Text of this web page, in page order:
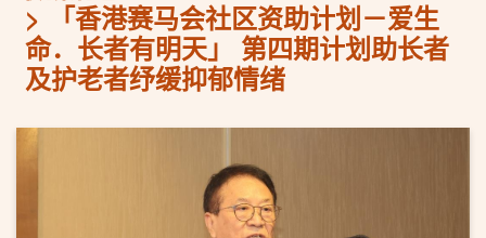
「香港赛马会社区资助计划－爱生
命．长者有明天」 第四期计划助长者
及护老者纾缓抑郁情绪